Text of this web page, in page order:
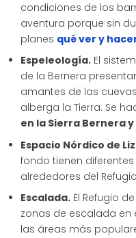
condiciones de los
aventura porque sin
planes qué ver y
Espeleología. El
de la Bernera
amantes de las
alberga la Tierra. Se
en la Sierra Bernera
Espacio Nórdico de
fondo tienen
alrededores del
Escalada. El Refugio
zonas de escalada en
las áreas más